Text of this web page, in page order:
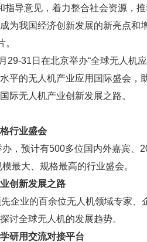
导意见，着力整合社会资源，
为我国经济创新发展的新亮点和
31日在北京举办“全球无人机应
平的无人机产业应用国际盛会，
际无人机产业创新发展之路。
行业盛会
，预计有500多位国内外嘉宾、
最大、规格最高的行业盛会。
创新发展之路
企业的百余位无人机领域专家、
讨全球无人机的发展趋势。
研用交流对接平台